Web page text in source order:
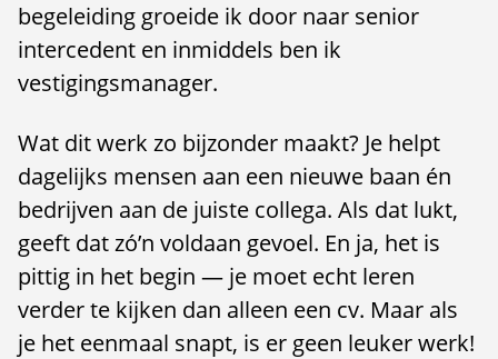
begeleiding groeide ik door naar senior
intercedent en inmiddels ben ik
vestigingsmanager.
Wat dit werk zo bijzonder maakt? Je helpt
dagelijks mensen aan een nieuwe baan én
bedrijven aan de juiste collega. Als dat lukt,
geeft dat zó’n voldaan gevoel. En ja, het is
pittig in het begin — je moet echt leren
verder te kijken dan alleen een cv. Maar als
je het eenmaal snapt, is er geen leuker werk!